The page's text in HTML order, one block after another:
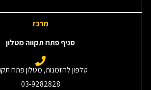
מרכז
סניף פתח תקווה מטלון
טלפון להזמנות, מטלון פתח
03-9282828